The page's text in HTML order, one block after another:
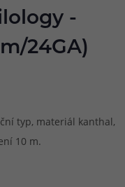
-
24GA)
typ, materiál kanthal,
10 m.